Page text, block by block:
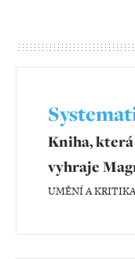
Kniha,
vyhraje
UMĚNÍ A KRITIKA